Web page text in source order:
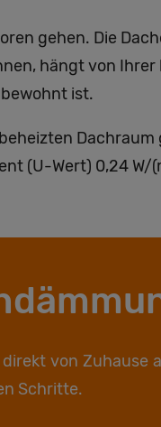
gehen. Die
hängt von
ist.
(U-Wert) 0,24 W/
von Zuhause
Schritte.